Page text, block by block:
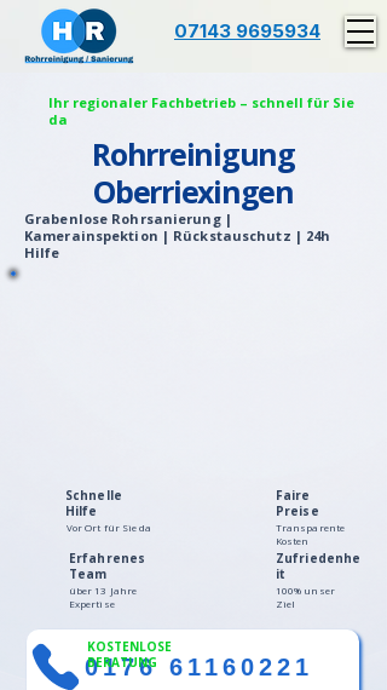
07143 9695934
Ihr regionaler Fachbetrieb – schnell für Sie
da
Rohrreinigung
Oberriexingen
Grabenlose Rohrsanierung |
Kamerainspektion | Rückstauschutz | 24h
Hilfe
Schnelle
Hilfe
Vor Ort für Sie da
Erfahrenes
Team
über 13 Jahre
Expertise
Faire
Preise
Transparente
Kosten
Zufriedenhe
it
100% unser
Ziel
0176 61160221
KOSTENLOSE
BERATUNG